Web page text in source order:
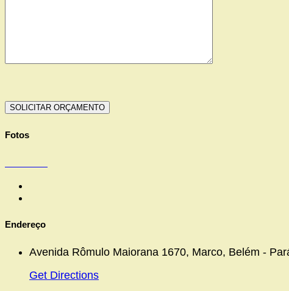
Fotos
Endereço
Avenida Rômulo Maiorana 1670, Marco, Belém -
Get Directions